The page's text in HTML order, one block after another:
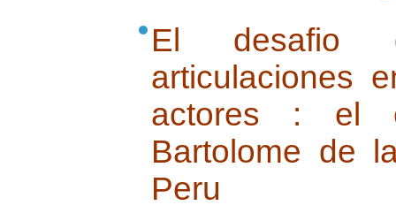
El desafio
articulaciones
actores : el
Bartolome de
Peru